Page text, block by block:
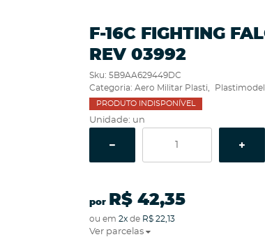
F-16C FIGHTING
REV 03992
Sku: 5B9AA629449DC
Categoria: Aero Militar Plasti
PRODUTO INDISPONÍVEL
Unidade: un
por R$ 42,35
ou em 2xde R$ 22,13
Ver parcelas